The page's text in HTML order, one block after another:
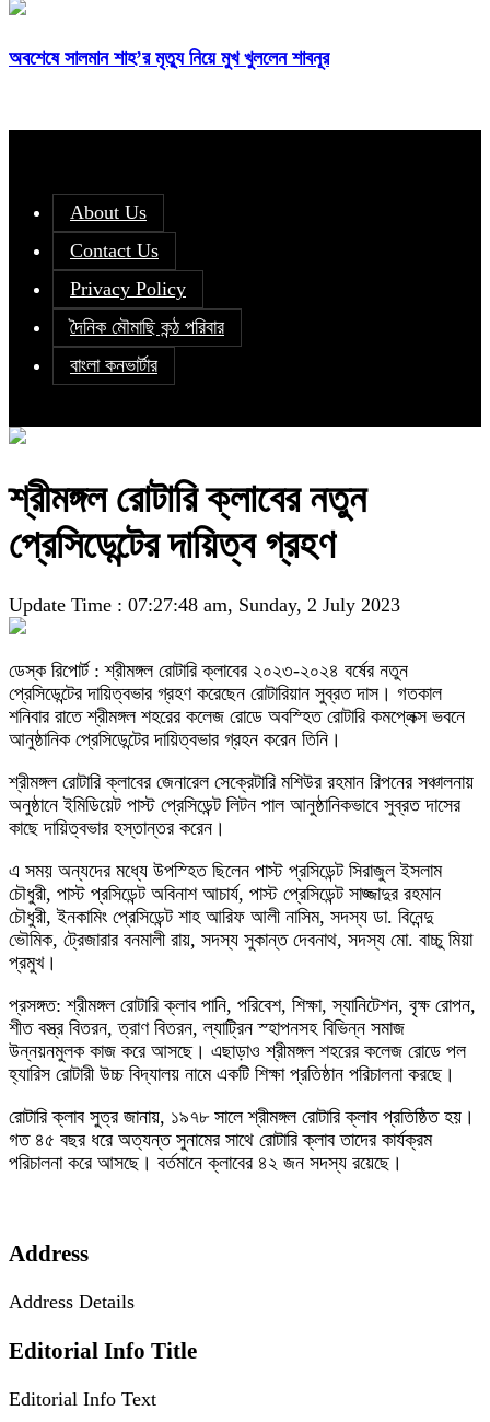
অবশেষে সালমান শাহ’র মৃত্যু নিয়ে মুখ খুললেন শাবনূর
About Us
Contact Us
Privacy Policy
দৈনিক মৌমাছি কন্ঠ পরিবার
বাংলা কনভার্টার
শ্রীমঙ্গল রোটারি ক্লাবের নতুন
প্রেসিডেন্টের দায়িত্ব গ্রহণ
Update Time : 07:27:48 am, Sunday, 2 July 2023
ডেস্ক রিপোর্ট : শ্রীমঙ্গল রোটারি ক্লাবের ২০২৩-২০২৪ বর্ষের নতুন
প্রেসিডেন্টের দায়িত্বভার গ্রহণ করেছেন রোটারিয়ান সুব্রত দাস। গতকাল
শনিবার রাতে শ্রীমঙ্গল শহরের কলেজ রোডে অবস্হিত রোটারি কমপ্লেক্স ভবনে
আনুষ্ঠানিক প্রেসিডেন্টের দায়িত্বভার গ্রহন করেন তিনি।
শ্রীমঙ্গল রোটারি ক্লাবের জেনারেল সেক্রেটারি মশিউর রহমান রিপনের সঞ্চালনায়
অনুষ্ঠানে ইমিডিয়েট পাস্ট প্রেসিডেন্ট লিটন পাল আনুষ্ঠানিকভাবে সুব্রত দাসের
কাছে দায়িত্বভার হস্তান্তর করেন।
এ সময় অন্যদের মধ্যে উপস্হিত ছিলেন পাস্ট প্রসিডেন্ট সিরাজুল ইসলাম
চৌধুরী, পাস্ট প্রসিডেন্ট অবিনাশ আচার্য, পাস্ট প্রেসিডেন্ট সাজ্জাদুর রহমান
চৌধুরী, ইনকামিং প্রেসিডেন্ট শাহ আরিফ আলী নাসিম, সদস্য ডা. বিনেন্দু
ভৌমিক, ট্রেজারার বনমালী রায়, সদস্য সুকান্ত দেবনাথ, সদস্য মো. বাচ্চু মিয়া
প্রমুখ।
প্রসঙ্গত: শ্রীমঙ্গল রোটারি ক্লাব পানি, পরিবেশ, শিক্ষা, স্যানিটেশন, বৃক্ষ রোপন,
শীত বস্ত্র বিতরন, ত্রাণ বিতরন, ল্যাট্রিন স্হাপনসহ বিভিন্ন সমাজ
উন্নয়নমুলক কাজ করে আসছে। এছাড়াও শ্রীমঙ্গল শহরের কলেজ রোডে পল
হ্যারিস রোটারী উচ্চ বিদ্যালয় নামে একটি শিক্ষা প্রতিষ্ঠান পরিচালনা করছে।
রোটারি ক্লাব সুত্র জানায়, ১৯৭৮ সালে শ্রীমঙ্গল রোটারি ক্লাব প্রতিষ্ঠিত হয়।
গত ৪৫ বছর ধরে অত্যন্ত সুনামের সাথে রোটারি ক্লাব তাদের কার্যক্রম
পরিচালনা করে আসছে। বর্তমানে ক্লাবের ৪২ জন সদস্য রয়েছে।
Address
Address Details
Editorial Info Title
Editorial Info Text